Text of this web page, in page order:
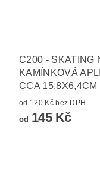
C200 - SKATING
KAMÍNKOVÁ
CCA 15,8X6,4CM
od 120 Kč bez DPH
od 145 Kč